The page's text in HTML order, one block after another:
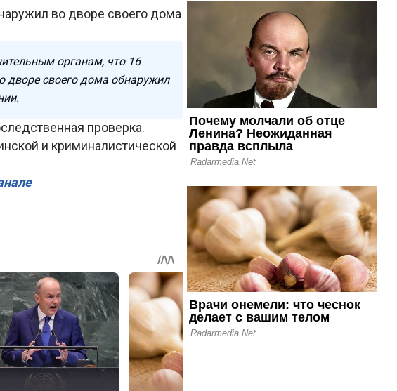
во дворе своего дома
органам, что 16
дворе своего дома обнаружил
проверка.
и криминалистической